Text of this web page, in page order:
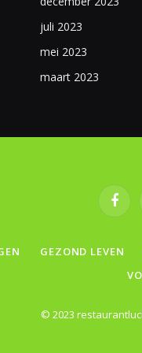
juli 2023
mei 2023
maart 2023
GEZOND LEVEN
© 2023